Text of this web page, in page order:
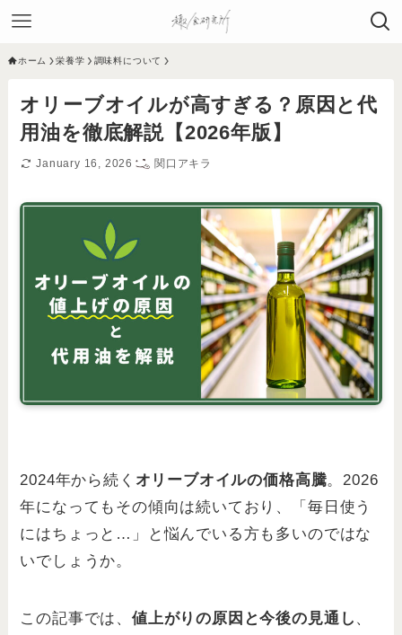
ホーム 栄養学 調味料について
オリーブオイルが高すぎる？原因と代
用油を徹底解説【2026年版】
January 16, 2026 関口アキラ
2024年から続く オリーブオイルの価格高騰。2026
年になってもその傾向は続いており、「毎日使う
にはちょっと…」と悩んでいる方も多いのではな
いでしょうか。
この記事では、値上がりの原因と今後の見通し 、